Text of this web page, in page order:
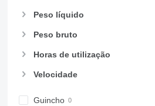
Peso líquido
Peso bruto
Horas de utilização
Velocidade
Guincho